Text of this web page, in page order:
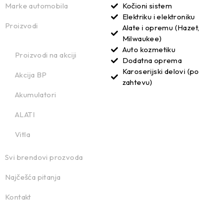
Marke automobila
Proizvodi
Proizvodi na akciji
Akcija BP
Akumulatori
ALATI
Vitla
Svi brendovi prozvoda
Najčešća pitanja
Kontakt
Kočioni sistem
Elektriku i elektroniku
Alate i opremu (Hazet,
Milwaukee)
Auto kozmetiku
Dodatna oprema
Karoserijski delovi (po
zahtevu)